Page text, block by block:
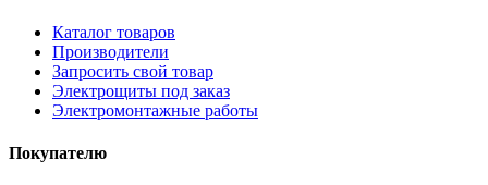
Каталог товаров
Производители
Запросить свой товар
Электрощиты под заказ
Электромонтажные работы
Покупателю